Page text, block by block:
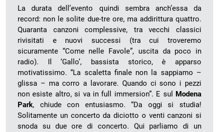
La durata dell’evento quindi sembra anch’essa da
record: non le solite due-tre ore, ma addirittura quattro.
Quaranta canzoni complessive, tra vecchi classici
rivisitati e nuovi successi (tra cui troveremo
sicuramente “Come nelle Favole”, uscita da poco in
radio). Il ‘Gallo’, bassista storico, è apparso
motivatissimo. “La scaletta finale non la sappiamo –
glissa – ma corro a lavorare. Quando ci sono i pezzi
non esiste altro, si va in full immersion”. E sul Modena
Park, chiude con entusiasmo. “Da oggi si studia!
Solitamente un concerto da diciotto o venti canzoni si
snoda su due ore di concerto. Qui parliamo di un